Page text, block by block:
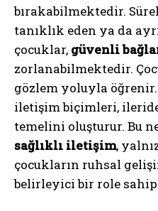
bırakabilmektedir.
tanıklık eden ya da
çocuklar, güvenli
zorlanabilmektedir.
gözlem yoluyla
iletişim biçimleri,
temelini oluşturur. Bu
sağlıklı iletişim,
çocukların ruhsal
belirleyici bir role